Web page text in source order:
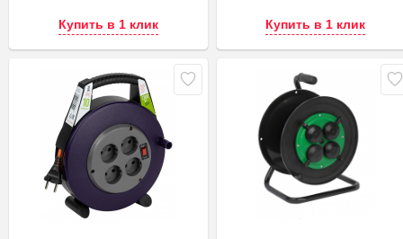
Купить в 1 клик Купить в 1 клик